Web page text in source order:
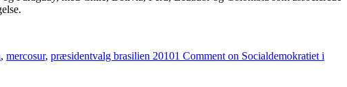
, mercosur, præsidentvalg brasilien 20101 Comment on Socialdemokratiet i